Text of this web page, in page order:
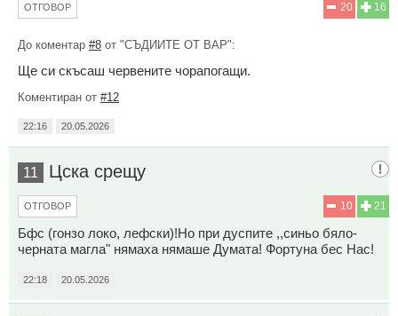
16
20
ОТГОВОР
До коментар #8 от "СЪДИИТЕ ОТ ВАР":
Ще си скъсаш червените чорапогащи.
Коментиран от #12
22:16 20.05.2026
11 Цска срещу
21
10
ОТГОВОР
Бфс (гонзо локо, лефски)!Но при дуспите ,,синьо бяло-
черната магла" нямаха нямаше Думата! Фортуна бес Нас!
22:18 20.05.2026